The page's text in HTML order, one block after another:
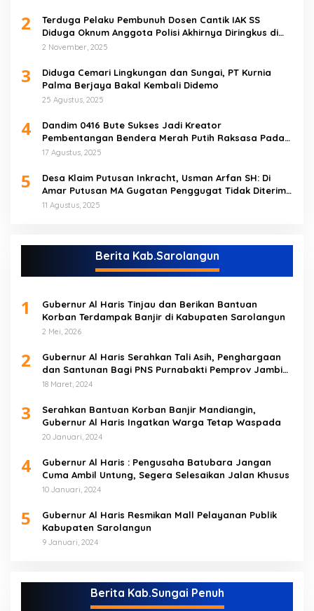
2
Terduga Pelaku Pembunuh Dosen Cantik IAK SS
Diduga Oknum Anggota Polisi Akhirnya Diringkus di
Tebo Tengah
2 November, 2025
3
Diduga Cemari Lingkungan dan Sungai, PT Kurnia
Palma Berjaya Bakal Kembali Didemo
25 Agustus, 2025
4
Dandim 0416 Bute Sukses Jadi Kreator
Pembentangan Bendera Merah Putih Raksasa Pada
Peringatan HUT RI ke 80 di Tebo
17 Agustus, 2025
5
Desa Klaim Putusan Inkracht, Usman Arfan SH: Di
Amar Putusan MA Gugatan Penggugat Tidak Diterima
(NO)
11 Agustus, 2025
Berita Kab.Sarolangun
1
Gubernur Al Haris Tinjau dan Berikan Bantuan
Korban Terdampak Banjir di Kabupaten Sarolangun
2 Mei, 2026
2
Gubernur Al Haris Serahkan Tali Asih, Penghargaan
dan Santunan Bagi PNS Purnabakti Pemprov Jambi
Yang Berada di Sarolangun
18 Maret, 2024
3
Serahkan Bantuan Korban Banjir Mandiangin,
Gubernur Al Haris Ingatkan Warga Tetap Waspada
20 Januari, 2024
4
Gubernur Al Haris : Pengusaha Batubara Jangan
Cuma Ambil Untung, Segera Selesaikan Jalan Khusus
10 Januari, 2024
5
Gubernur Al Haris Resmikan Mall Pelayanan Publik
Kabupaten Sarolangun
9 Januari, 2024
Berita Kab.Sungai Penuh